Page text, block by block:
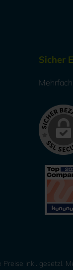
Sicher
Preise inkl. gesetzl.